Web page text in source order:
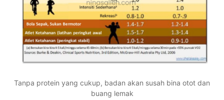
Tanpa protein yang cukup, badan akan susah bina otot dan
buang lemak